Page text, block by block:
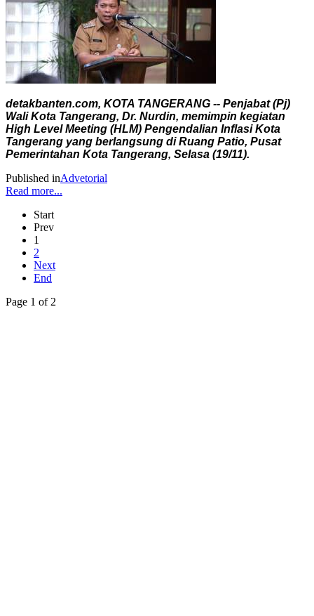
detakbanten.com, KOTA TANGERANG -- Penjabat (Pj)
Wali Kota Tangerang, Dr. Nurdin, memimpin kegiatan
High Level Meeting (HLM) Pengendalian Inflasi Kota
Tangerang yang berlangsung di Ruang Patio, Pusat
Pemerintahan Kota Tangerang, Selasa (19/11).
Published inAdvetorial
Read more...
Start
Prev
1
2
Next
End
Page 1 of 2